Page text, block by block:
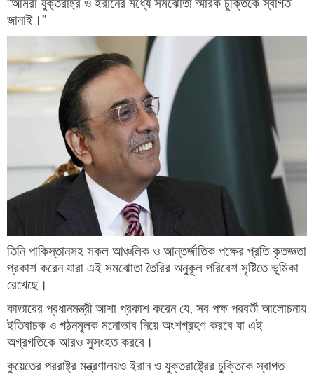
“আমরা যুক্তরাষ্ট্র ও ইরানের মধ্যে সমঝোতা স্মারক চুক্তিকে স্বাগত
জানাই।”
তিনি পাকিস্তানসহ সকল আঞ্চলিক ও আন্তর্জাতিক পক্ষের প্রতি কৃতজ্ঞতা
প্রকাশ করেন যারা এই সমঝোতা তৈরির অনুকূল পরিবেশ সৃষ্টিতে ভূমিকা
রেখেছে।
কাতারের প্রধানমন্ত্রী আশা প্রকাশ করেন যে, সব পক্ষ পরবর্তী আলোচনায়
ইতিবাচক ও গঠনমূলক মনোভাব নিয়ে অংশগ্রহণ করবে যা এই
অগ্রগতিকে আরও সুসংহত করবে।
কুয়েতের পররাষ্ট্র মন্ত্রণালয়ও ইরান ও যুক্তরাষ্ট্রের চুক্তিকে স্বাগত